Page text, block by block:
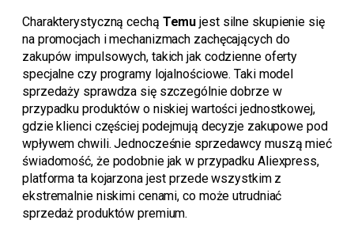
Charakterystyczną cechą Temu jest silne skupienie się
na promocjach i mechanizmach zachęcających do
zakupów impulsowych, takich jak codzienne oferty
specjalne czy programy lojalnościowe. Taki model
sprzedaży sprawdza się szczególnie dobrze w
przypadku produktów o niskiej wartości jednostkowej,
gdzie klienci częściej podejmują decyzje zakupowe pod
wpływem chwili. Jednocześnie sprzedawcy muszą mieć
świadomość, że podobnie jak w przypadku Aliexpress,
platforma ta kojarzona jest przede wszystkim z
ekstremalnie niskimi cenami, co może utrudniać
sprzedaż produktów premium.